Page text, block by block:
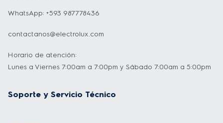
WhatsApp: +593 987778436
contactanos@electrolux.com
Horario de atención:
Lunes a Viernes 7:00am a 7:00pm y Sábado 7:00am a 5:00pm
Soporte y Servicio Técnico